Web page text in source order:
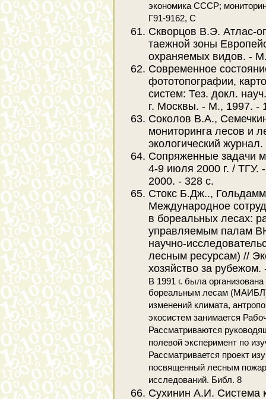
экономика СССР;
Г91-9162, С
Скворцов В.Э. Атлас-
таежной зоны
охраняемых видов. -
Современное
фототопографии,
систем: Тез. докл.
г. Москвы. - М., 1997. -
Соколов В.А.,
мониторинга лесов и
экологический
Сопряженные задачи
4-9 июля 2000 г. / ТГУ.
2000. - 328 с.
Стокс Б.Дж..,
Международное
в бореальных лесах:
управляемым палам
научно-
лесным ресурсам) //
хозяйство за
В 1991 г. была
бореальным лесам
изменений климата,
экосистем занимается
Рассматриваются
полевой эксперимент по
Рассматривается проект
посвященный лесным
исследований. Библ. 8
Сухинин А.И. Система